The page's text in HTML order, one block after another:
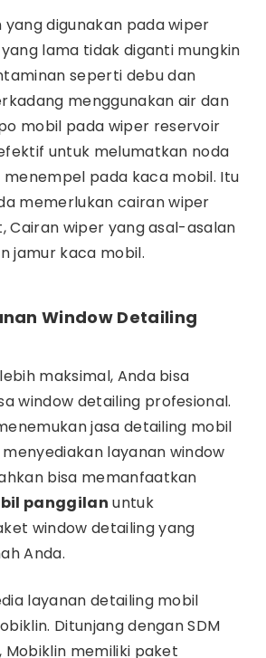
yang digunakan pada wiper
lama tidak diganti mungkin
seperti debu dan
menggunakan air dan
mobil pada wiper reservoir
untuk melumatkan noda
pada kaca mobil. Itu
memerlukan cairan wiper
Cairan wiper yang asal-asalan
jamur kaca mobil.
Window Detailing
maksimal, Anda bisa
window detailing profesional.
jasa detailing mobil
layanan window
bisa memanfaatkan
panggilan untuk
window detailing yang
Anda.
layanan detailing mobil
Ditunjang dengan SDM
memiliki paket